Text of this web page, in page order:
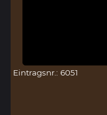
Eintragsnr.: 6051